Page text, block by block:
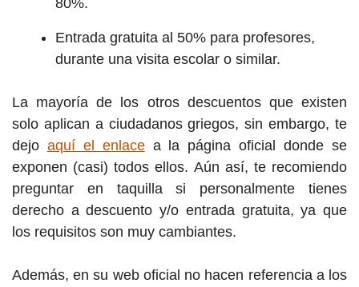
Entrada gratuita al 50% para profesores,
durante una visita escolar o similar.
La mayoría de los otros descuentos que existen
solo aplican a ciudadanos griegos, sin embargo, te
dejo aquí el enlacea la página oficial donde se
exponen (casi) todos ellos. Aún así, te recomiendo
preguntar en taquilla si personalmente tienes
derecho a descuento y/o entrada gratuita, ya que
los requisitos son muy cambiantes.
Además, en su web oficial no hacen referencia a los